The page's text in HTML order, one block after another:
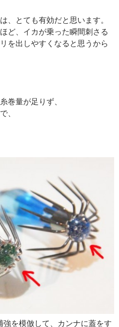
、とても有効だと思います。
ど、イカが乗った瞬間刺さる
を出しやすくなると思うから
巻量が足りず、
、
強を模倣して、カンナに蓋をす